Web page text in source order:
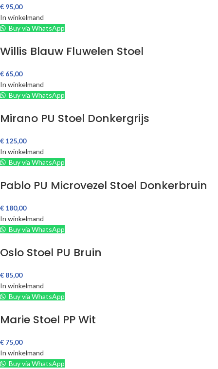
€ 95,00
In winkelmand
Buy via WhatsApp
Willis Blauw Fluwelen Stoel
€ 65,00
In winkelmand
Buy via WhatsApp
Mirano PU Stoel Donkergrijs
€ 125,00
In winkelmand
Buy via WhatsApp
Pablo PU Microvezel Stoel Donkerbruin
€ 180,00
In winkelmand
Buy via WhatsApp
Oslo Stoel PU Bruin
€ 85,00
In winkelmand
Buy via WhatsApp
Marie Stoel PP Wit
€ 75,00
In winkelmand
Buy via WhatsApp